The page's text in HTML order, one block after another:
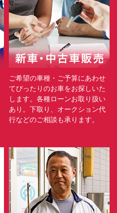
ご希望の車種・ご予算にあわせ
てぴったりのお車をお探しいた
します。各種ローンお取り扱い
あり。下取り、オークション代
行などのご相談も承ります。